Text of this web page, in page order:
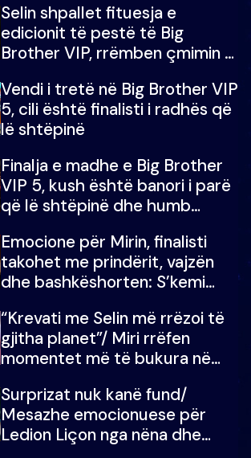
Selin shpallet fituesja e
edicionit të pestë të Big
Brother VIP, rrëmben çmimin e
Vendi i tretë në Big Brother VIP
5, cili është finalisti i radhës që
lë shtëpinë
Finalja e madhe e Big Brother
VIP 5, kush është banori i parë
që lë shtëpinë dhe humb
çmimin e madh
Emocione për Mirin, finalisti
takohet me prindërit, vajzën
dhe bashkëshorten: S’kemi
“Krevati me Selin më rrëzoi të
gjitha planet”/ Miri rrëfen
momentet më të bukura në
mungojë zilja e mëngjesit kur…
Surprizat nuk kanë fund/
Mesazhe emocionuese për
Ledion Liçon nga nëna dhe